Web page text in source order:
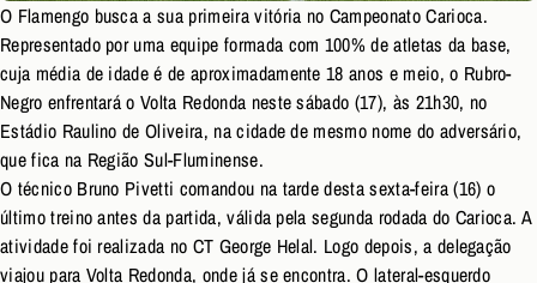
O Flamengo busca a sua primeira vitória no Campeonato Carioca.
Representado por uma equipe formada com 100% de atletas da base,
cuja média de idade é de aproximadamente 18 anos e meio, o Rubro-
Negro enfrentará o Volta Redonda neste sábado (17), às 21h30, no
Estádio Raulino de Oliveira, na cidade de mesmo nome do adversário,
que fica na Região Sul-Fluminense.
O técnico Bruno Pivetti comandou na tarde desta sexta-feira (16) o
último treino antes da partida, válida pela segunda rodada do Carioca. A
atividade foi realizada no CT George Helal. Logo depois, a delegação
viajou para Volta Redonda, onde já se encontra. O lateral-esquerdo